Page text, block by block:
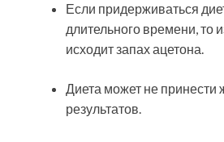
Если придерживаться
длительного времени, то
исходит запах ацетона.
Диета может не
результатов.